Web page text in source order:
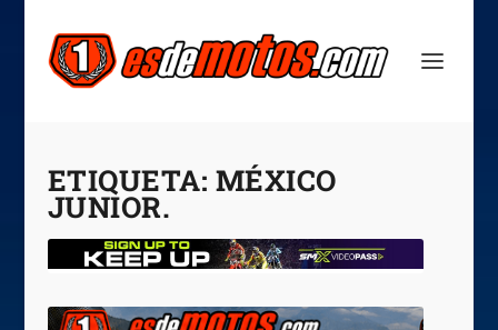
ETIQUETA: MÉXICO
JUNIOR.